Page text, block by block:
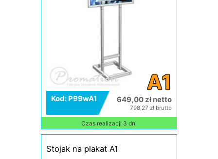
A1
Kod: P99wA1 649,00 zł netto
798,27 zł brutto
Czas realizacji 3 dni
Stojak na plakat A1